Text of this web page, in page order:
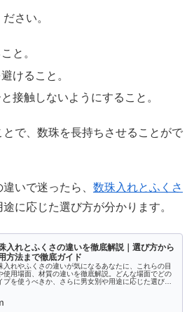
さい。
と。
けること。
接触しないようにすること。
で、数珠を長持ちさせることがで
いで迷ったら、 数珠入れとふくさ
途に応じた選び方が分かります。
入れとふくさの違いを徹底解説｜選び方から
方法まで徹底ガイド
入れやふくさの違いが気になるあなたに、これらの目
使用場面、材質の違いを徹底解説。どんな場面でどの
プを使うべきか、さらに男女別や用途に応じた選び方
ートします。